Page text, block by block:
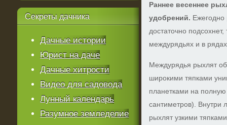
Раннее весеннее
удобрений. Ежегодно
достаточно
междурядьях и в рядах
Междурядья рыхлят
широкими тяпками
планетками на
сантиметров). Внутри
рыхлят узкими
Секреты дачника
Дачные истории
Юрист на даче
Дачные хитрости
Видео для садовода
Лунный календарь
Разумное земледелие